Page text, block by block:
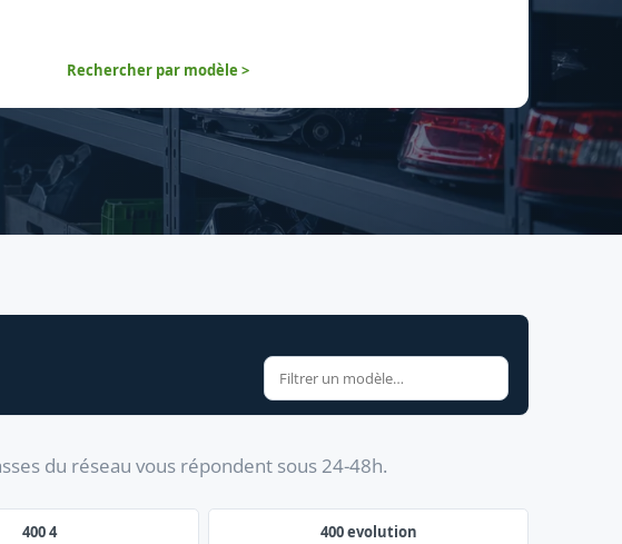
Rechercher par modèle >
du réseau vous répondent sous 24-48h.
400 4 400 evolution